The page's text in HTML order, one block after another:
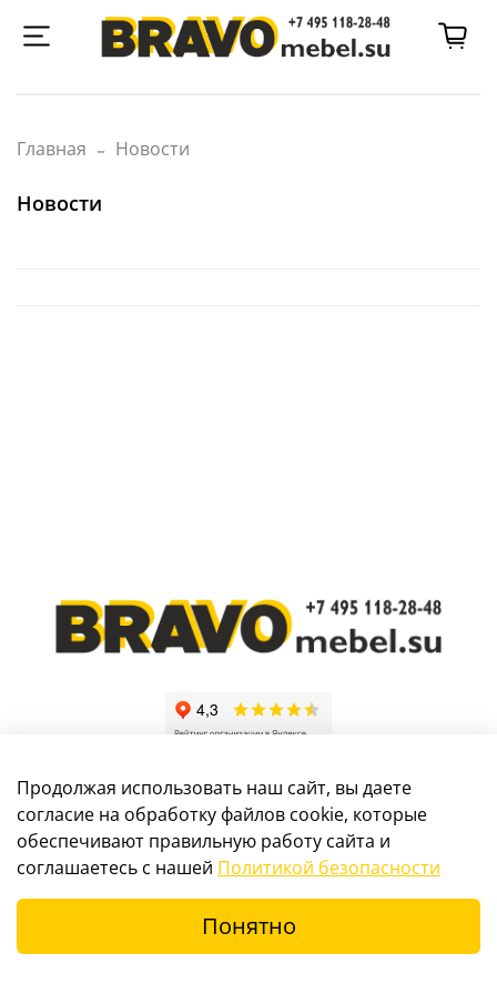
Главная Новости
Новости
Информация, размещенная на сайте, не является
© 2017-2024 Интернет-магазин мебели
Продолжая использовать наш сайт, вы даете
согласие на обработку файлов cookie, которые
обеспечивают правильную работу сайта и
соглашаетесь с нашей Политикой безопасности
Понятно